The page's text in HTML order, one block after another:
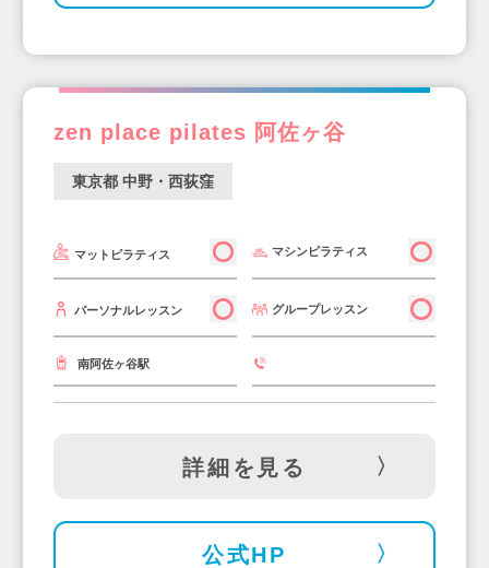
zen place pilates 阿佐ヶ谷
東京都 中野・西荻窪
マットピラティス マシンピラティス
パーソナルレッスン グループレッスン
南阿佐ヶ谷駅
詳細を見る
公式HP